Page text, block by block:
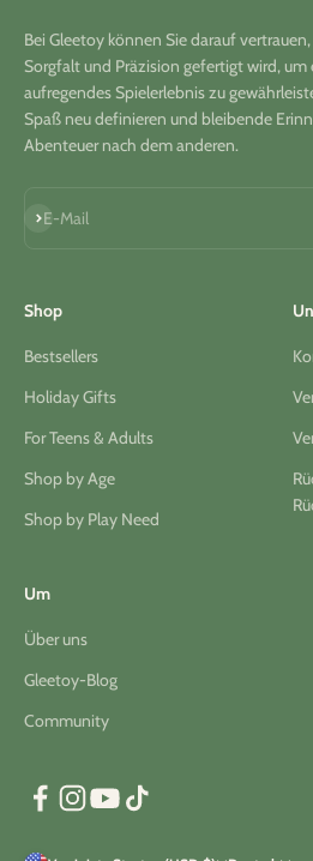
Bei Gleetoy können Sie darauf
Sorgfalt und Präzision gefertigt wird, um
aufregendes Spielerlebnis zu
Spaß neu definieren und bleibende
Abenteuer nach dem anderen.
E-Mail
Abonnieren
Shop
Bestsellers
Holiday Gifts
For Teens & Adults
Shop by Age
Shop by Play Need
Um
Über uns
Gleetoy-Blog
Community